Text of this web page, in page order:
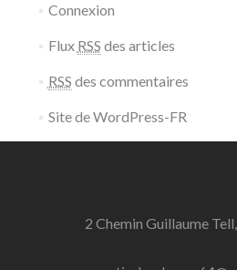
Connexion
Flux RSS des articles
RSS des commentaires
Site de WordPress-FR
2 Chemin Guillaume